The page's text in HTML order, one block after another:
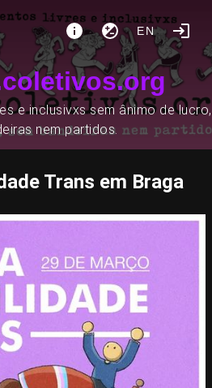
EN
e inclusivxs sem ânimo de lucro,
nem partidos.
Trans em Braga